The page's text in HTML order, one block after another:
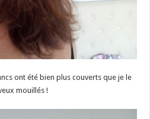
ont été bien plus couverts que je le
mouillés !